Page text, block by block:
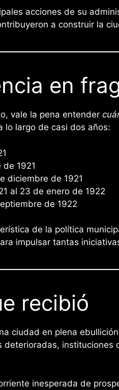
acciones de su
a construir la
en
vale la pena entender
lo largo de casi dos años:
1921
diciembre de 1921
al 23 de enero de 1922
de 1922
de la política
impulsar tantas
recibió
ciudad en plena
deterioradas,
inesperada de